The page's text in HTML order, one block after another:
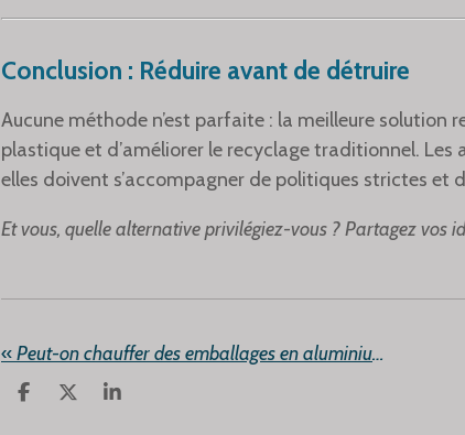
Conclusion : Réduire avant de détruire
Aucune méthode n’est parfaite : la meilleure solution
plastique et d’améliorer le recyclage traditionnel.
elles doivent s’accompagner de politiques strictes et
Et vous, quelle alternative privilégiez-vous ? Partagez vos
« Peut-on chauffer des emballages en aluminium ? Ce qu'il faut savoir
P
P
P